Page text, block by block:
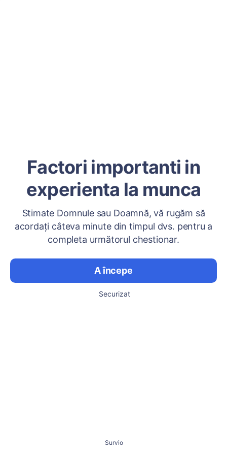
Factori importanti in
experienta la munca
Stimate Domnule sau Doamnă, vă rugăm să
acordați câteva minute din timpul dvs. pentru a
completa următorul chestionar.
A începe
Securizat
Survio